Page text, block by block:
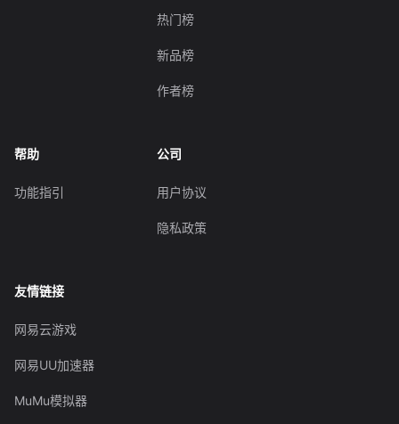
热门榜
新品榜
作者榜
帮助
功能指引
公司
用户协议
隐私政策
友情链接
网易云游戏
网易UU加速器
MuMu模拟器